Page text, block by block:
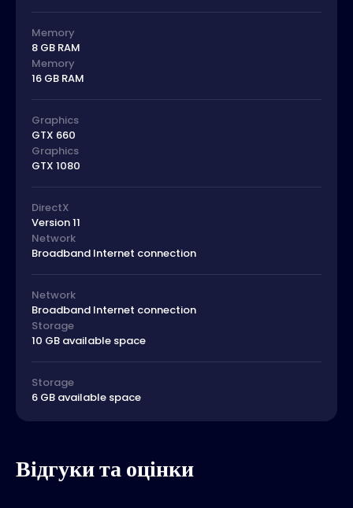
Memory
8 GB RAM
Memory
16 GB RAM
Graphics
GTX 660
Graphics
GTX 1080
DirectX
Version 11
Network
Broadband Internet connection
Network
Broadband Internet connection
Storage
10 GB available space
Storage
6 GB available space
Відгуки та оцінки